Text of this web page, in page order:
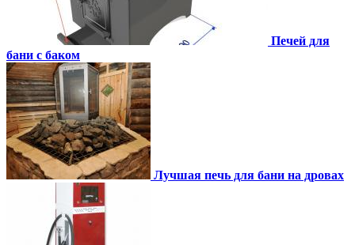
Печей для
бани с баком
Лучшая печь для бани на дровах